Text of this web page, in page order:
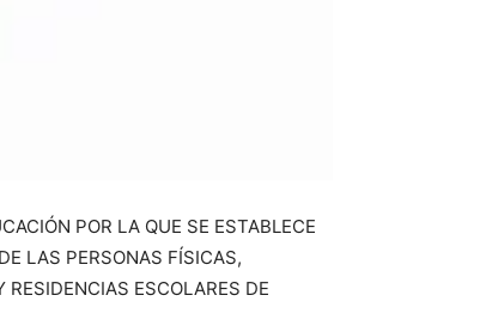
POR LA QUE SE ESTABLECE
LAS PERSONAS FÍSICAS,
ESCOLARES DE